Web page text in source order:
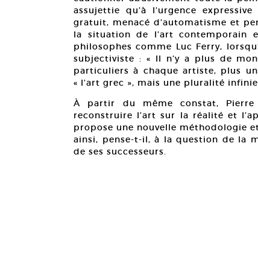
assujettie qu’à l’urgence
gratuit, menacé d’automatisme et
la situation de l’art contemporain
philosophes comme Luc Ferry,
subjectiviste : « Il n’y a plus de
particuliers à chaque artiste, plus
« l’art grec », mais une pluralité
À partir du même constat, Pierre
reconstruire l’art sur la réalité et
propose une nouvelle méthodologie
ainsi, pense-t-il, à la question de la
de ses successeurs.